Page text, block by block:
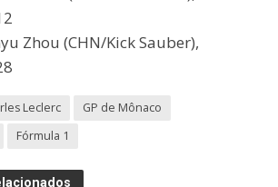
Zhou (CHN/Kick Sauber),
Leclerc
GP de Mônaco
Fórmula 1